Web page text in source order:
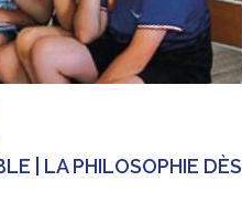
| LA PHILOSOPHIE DÈS